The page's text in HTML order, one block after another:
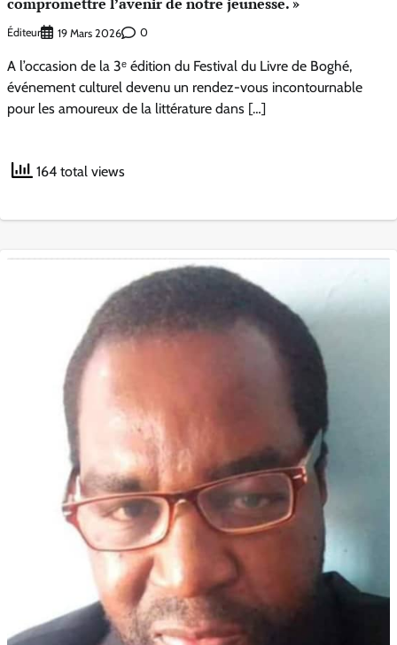
compromettre l’avenir de notre jeunesse. »
Éditeur 19 Mars 2026 0
A l’occasion de la 3ᵉ édition du Festival du Livre de Boghé,
événement culturel devenu un rendez-vous incontournable
pour les amoureux de la littérature dans […]
164 total views